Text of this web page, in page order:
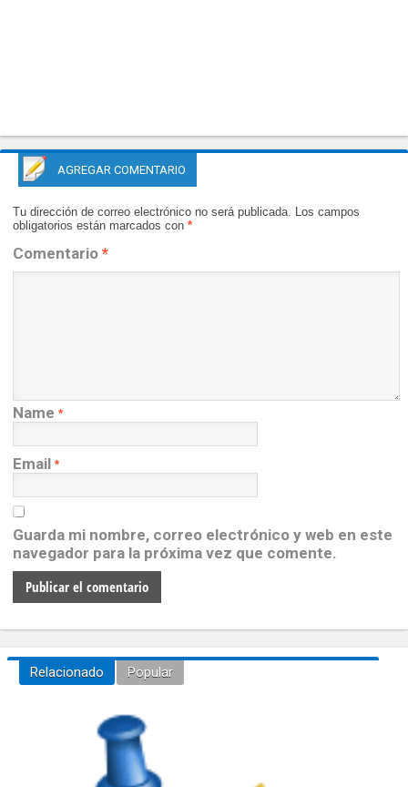
AGREGAR COMENTARIO
Tu dirección de correo electrónico no será publicada. Los campos
obligatorios están marcados con *
Comentario *
Name *
Email *
Guarda mi nombre, correo electrónico y web en este
navegador para la próxima vez que comente.
Relacionado Popular